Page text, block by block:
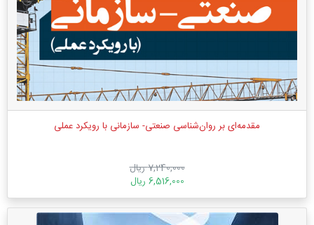
مقدمه‌ای بر روان‌شناسی صنعتی- سازمانی با رویکرد عملی
7,240,000 ریال
6,516,000 ریال